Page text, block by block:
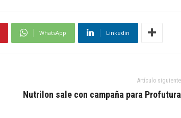
WhatsApp Linkedin
Artículo siguiente
Nutrilon sale con campaña para Profutura